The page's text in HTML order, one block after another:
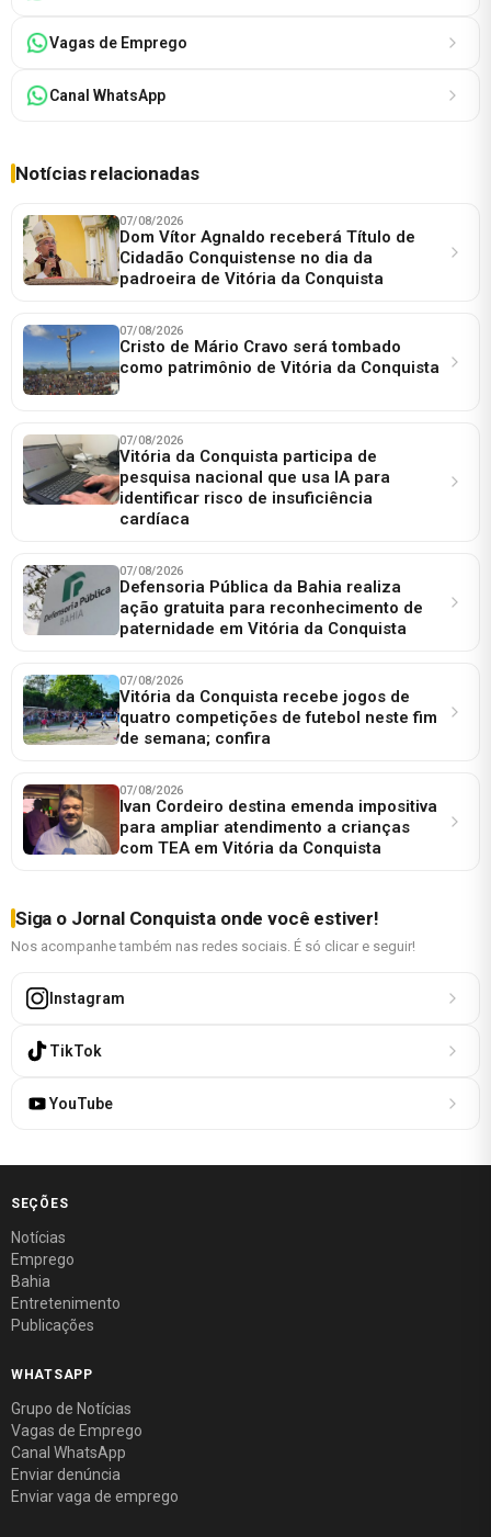
Vagas de Emprego
Canal WhatsApp
Notícias relacionadas
07/08/2026
Dom Vítor Agnaldo receberá Título de
Cidadão Conquistense no dia da
padroeira de Vitória da Conquista
07/08/2026
Cristo de Mário Cravo será tombado
como patrimônio de Vitória da Conquista
07/08/2026
Vitória da Conquista participa de
pesquisa nacional que usa IA para
identificar risco de insuficiência
cardíaca
07/08/2026
Defensoria Pública da Bahia realiza
ação gratuita para reconhecimento de
paternidade em Vitória da Conquista
07/08/2026
Vitória da Conquista recebe jogos de
quatro competições de futebol neste fim
de semana; confira
07/08/2026
Ivan Cordeiro destina emenda impositiva
para ampliar atendimento a crianças
com TEA em Vitória da Conquista
Siga o Jornal Conquista onde você estiver!
Nos acompanhe também nas redes sociais. É só clicar e seguir!
Instagram
TikTok
YouTube
SEÇÕES
Notícias
Emprego
Bahia
Entretenimento
Publicações
WHATSAPP
Grupo de Notícias
Vagas de Emprego
Canal WhatsApp
Enviar denúncia
Enviar vaga de emprego